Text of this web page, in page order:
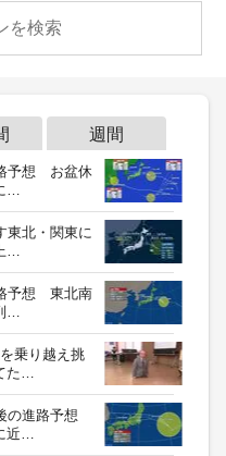
週間
予想 お盆休
…
東北・関東に
…
予想 東北南
…
乗り越え挑
た…
の進路予想
近…